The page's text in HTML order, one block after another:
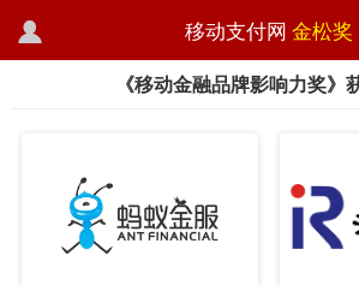
 移动支付网 金松奖
《移动金融品牌影响力奖》